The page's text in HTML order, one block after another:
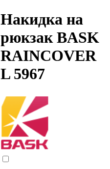
Накидка на
рюкзак BASK
RAINCOVER
L 5967